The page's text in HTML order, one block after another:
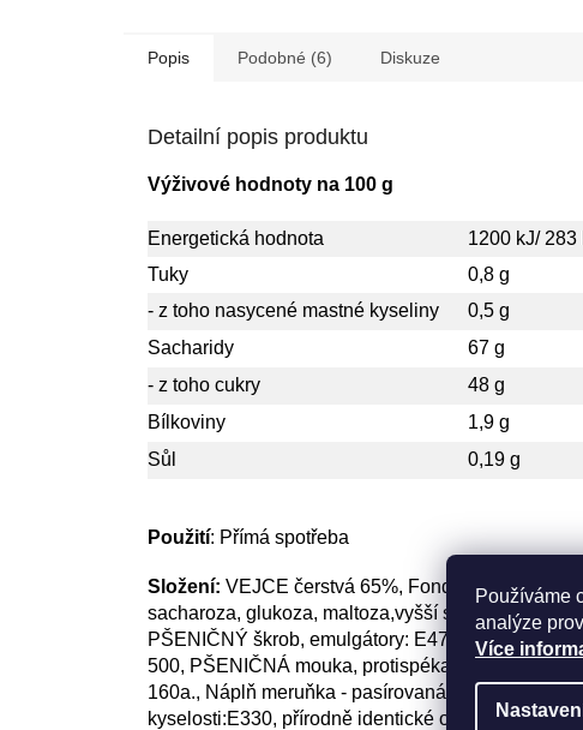
Používáme
analýze
Více
Popis Podobné (6) Diskuze
Detailní popis produktu
Výživové hodnoty na 100 g
Energetická hodnota
1200 kJ/ 283
Tuky
0,8 g
- z toho nasycené mastné kyseliny
0,5 g
Sacharidy
67 g
- z toho cukry
48 g
Bílkoviny
1,9 g
Sůl
0,19 g
Použití: Přímá spotřeba
Složení: VEJCE čerstvá 65%, Fondánová poleva
sacharoza, glukoza, maltoza,vyšší sacharidy,
PŠENIČNÝ škrob, emulgátory: E472b,E477,
500, PŠENIČNÁ mouka, protispékavá látka:
160a., Náplň meruňka - pasírovaná jablečná a
kyselosti:E330, přírodně identické ovocné aroma,